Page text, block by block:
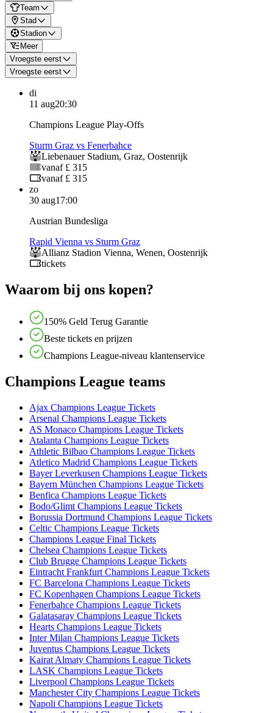
Team
Stad
Stadion
Meer
Vroegste eerst
Vroegste eerst
di
11 aug20:30
Champions League Play-Offs
Sturm Graz vs Fenerbahce
Liebenauer Stadium, Graz, Oostenrijk
vanaf £ 315
vanaf £ 315
zo
30 aug17:00
Austrian Bundesliga
Rapid Vienna vs Sturm Graz
Allianz Stadion Vienna, Wenen, Oostenrijk
tickets
Waarom bij ons kopen?
150% Geld Terug Garantie
Beste tickets en prijzen
Champions League-niveau klantenservice
Champions League teams
Ajax Champions League Tickets
Arsenal Champions League Tickets
AS Monaco Champions League Tickets
Atalanta Champions League Tickets
Athletic Bilbao Champions League Tickets
Atletico Madrid Champions League Tickets
Bayer Leverkusen Champions League Tickets
Bayern München Champions League Tickets
Benfica Champions League Tickets
Bodo/Glimt Champions League Tickets
Borussia Dortmund Champions League Tickets
Celtic Champions League Tickets
Champions League Final Tickets
Chelsea Champions League Tickets
Club Brugge Champions League Tickets
Eintracht Frankfurt Champions League Tickets
FC Barcelona Champions League Tickets
FC Kopenhagen Champions League Tickets
Fenerbahce Champions League Tickets
Galatasaray Champions League Tickets
Hearts Champions League Tickets
Inter Milan Champions League Tickets
Juventus Champions League Tickets
Kairat Almaty Champions League Tickets
LASK Champions League Tickets
Liverpool Champions League Tickets
Manchester City Champions League Tickets
Napoli Champions League Tickets